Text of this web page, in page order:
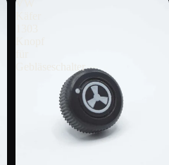
VW
Gebläseschalter